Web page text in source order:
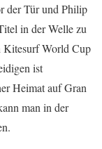
der Tür und Philip
in der Welle zu
Kitesurf World Cup
ist
Heimat auf Gran
man in der